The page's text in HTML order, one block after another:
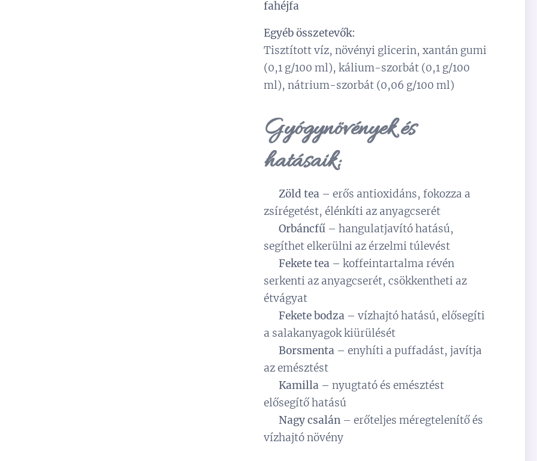
fahéjfa
Egyéb összetevők:
Tisztított víz, növényi glicerin, xantán gumi
(0,1 g/100 ml), kálium-szorbát (0,1 g/100
ml), nátrium-szorbát (0,06 g/100 ml)
Gyógynövények és
hatásaik:
✅Zöld tea – erős antioxidáns, fokozza a
zsírégetést, élénkíti az anyagcserét
✅Orbáncfű – hangulatjavító hatású,
segíthet elkerülni az érzelmi túlevést
✅Fekete tea – koffeintartalma révén
serkenti az anyagcserét, csökkentheti az
étvágyat
✅Fekete bodza – vízhajtó hatású, elősegíti
a salakanyagok kiürülését
✅Borsmenta – enyhíti a puffadást, javítja
az emésztést
✅Kamilla – nyugtató és emésztést
elősegítő hatású
✅Nagy csalán – erőteljes méregtelenítő és
vízhajtó növény